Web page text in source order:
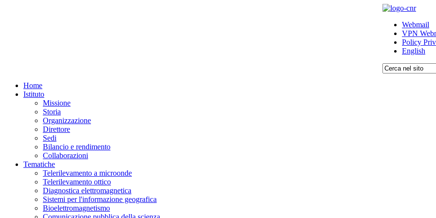
Webmail
VPN
Policy
English
Home
Istituto
Missione
Storia
Organizzazione
Direttore
Sedi
Bilancio e rendimento
Collaborazioni
Tematiche
Telerilevamento a microonde
Telerilevamento ottico
Diagnostica elettromagnetica
Sistemi per l'informazione geografica
Bioelettromagnetismo